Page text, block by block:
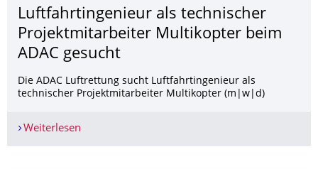
Luftfahrtingenieur als technischer
Projektmitarbeiter Multikopter beim
ADAC gesucht
Die ADAC Luftrettung sucht Luftfahrtingenieur als
technischer Projektmitarbeiter Multikopter (m|w|d)
Weiterlesen